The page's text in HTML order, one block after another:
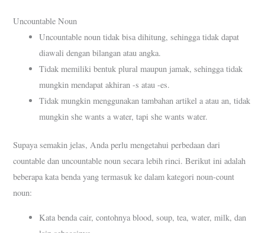
Uncountable Noun
Uncountable noun tidak bisa dihitung, sehingga tidak dapat
diawali dengan bilangan atau angka.
Tidak memiliki bentuk plural maupun jamak, sehingga tidak
mungkin mendapat akhiran -s atau -es.
Tidak mungkin menggunakan tambahan artikel a atau an, tidak
mungkin she wants a water, tapi she wants water.
Supaya semakin jelas, Anda perlu mengetahui perbedaan dari
countable dan uncountable noun secara lebih rinci. Berikut ini adalah
beberapa kata benda yang termasuk ke dalam kategori noun-count
noun:
Kata benda cair, contohnya blood, soup, tea, water, milk, dan